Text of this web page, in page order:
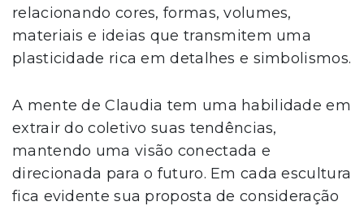
relacionando cores, formas, volumes,
materiais e ideias que transmitem uma
plasticidade rica em detalhes e simbolismos.
A mente de Claudia tem uma habilidade em
extrair do coletivo suas tendências,
mantendo uma visão conectada e
direcionada para o futuro. Em cada escultura
fica evidente sua proposta de consideração